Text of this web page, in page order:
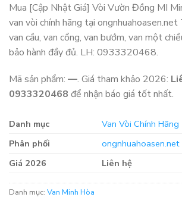
Mua [Cập Nhật Giá] Vòi Vườn Đồng MI
van vòi chính hãng tại
van cầu, van cổng, van bướm, van một
bảo hành đầy đủ. LH: 0933320468.
Mã sản phẩm: —. Giá tham khảo 2026:
0933320468 để nhận báo giá tốt nhất.
Danh mục
Van Vòi Chính Hãng
Phân phối
ongnhuahoasen.net
Giá 2026
Liên hệ
Danh mục: Van Minh Hòa